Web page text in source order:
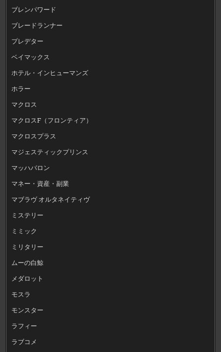
ブレンパワード
ブレードランナー
プレデター
ベイマックス
ホテル・インヒューマンズ
ホラー
マクロス
マクロスF（フロンティア）
マクロスプラス
マジェスティックプリンス
マッハバロン
マネー・資産・副業
マブラヴ オルタネイティヴ
ミステリー
ミミック
ミリタリー
ムーの白鯨
メダロット
モスラ
モンスター
ラフィー
ラブコメ